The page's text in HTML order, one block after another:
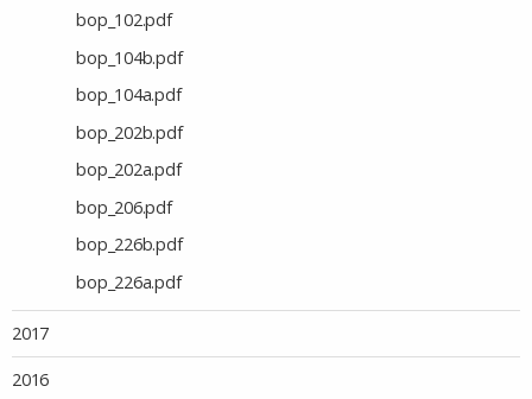
bop_102.pdf
bop_104b.pdf
bop_104a.pdf
bop_202b.pdf
bop_202a.pdf
bop_206.pdf
bop_226b.pdf
bop_226a.pdf
2017
2016